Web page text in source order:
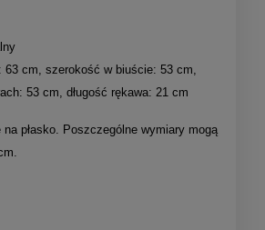
63 cm, szerokość w biuście: 53 cm,
53 cm, długość rękawa: 21 cm
na płasko. Poszczególne wymiary mogą